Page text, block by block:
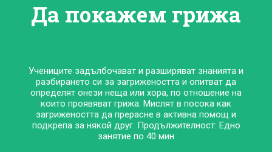
Да покажем грижа
Учениците задълбочават и разширяват знанията и
разбирането си за загрижеността и опитват да
определят онези неща или хора, по отношение на
които проявяват грижа. Мислят в посока как
загрижеността да прерасне в активна помощ и
подкрепа за някой друг. Продължителност: Едно
занятие по 40 мин